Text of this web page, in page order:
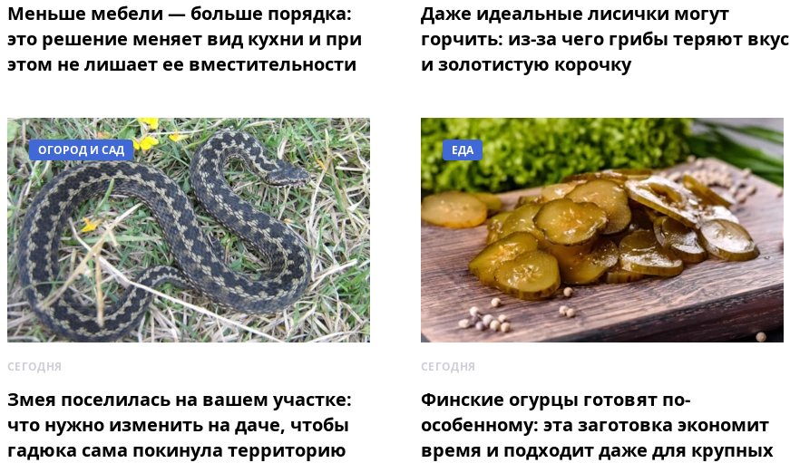
Меньше мебели — больше порядка:
это решение меняет вид кухни и при
этом не лишает ее вместительности
Даже идеальные лисички могут
горчить: из-за чего грибы теряют вкус
и золотистую корочку
ОГОРОД И САД
СЕГОДНЯ
Змея поселилась на вашем участке:
что нужно изменить на даче, чтобы
гадюка сама покинула территорию
ЕДА
СЕГОДНЯ
Финские огурцы готовят по-
особенному: эта заготовка экономит
время и подходит даже для крупных